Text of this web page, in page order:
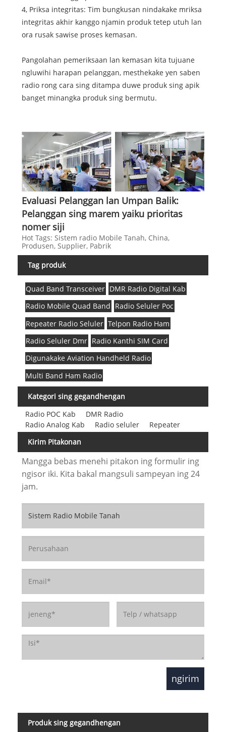
4, Priksa integritas: Tim bungkusan nindakake mriksa
integritas akhir kanggo njamin produk tetep utuh lan
ora rusak sawise proses kemasan.
Pangolahan pemeriksaan lan kemasan kita tujuane
ngluwihi harapan pelanggan, mesthekake yen saben
radio rong cara sing ditampa duwe produk sing apik
banget minangka produk sing bermutu.
Evaluasi Pelanggan lan Umpan Balik:
Pelanggan sing marem yaiku prioritas
nomer siji
Hot Tags: Sistem radio Mobile Tanah, China,
Produsen, Supplier, Pabrik
Tag produk
Quad Band Transceiver DMR Radio Digital Kab
Radio Mobile Quad Band Radio Seluler Poc
Repeater Radio Seluler Telpon Radio Ham
Radio Seluler Dmr Radio Kanthi SIM Card
Digunakake Aviation Handheld Radio
Multi Band Ham Radio
Kategori sing gegandhengan
Radio POC Kab
DMR Radio
Radio Analog Kab
Radio seluler
Repeater
Kirim Pitakonan
Mangga bebas menehi pitakon ing formulir ing
ngisor iki. Kita bakal mangsuli sampeyan ing 24
jam.
Produk sing gegandhengan